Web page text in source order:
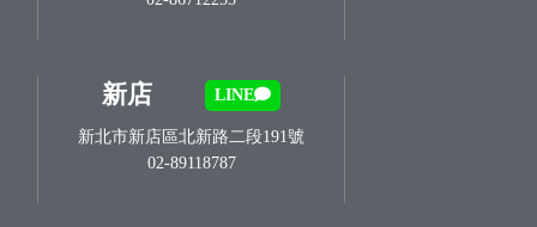
新店 LINE
新北市新店區北新路二段191號
02-89118787